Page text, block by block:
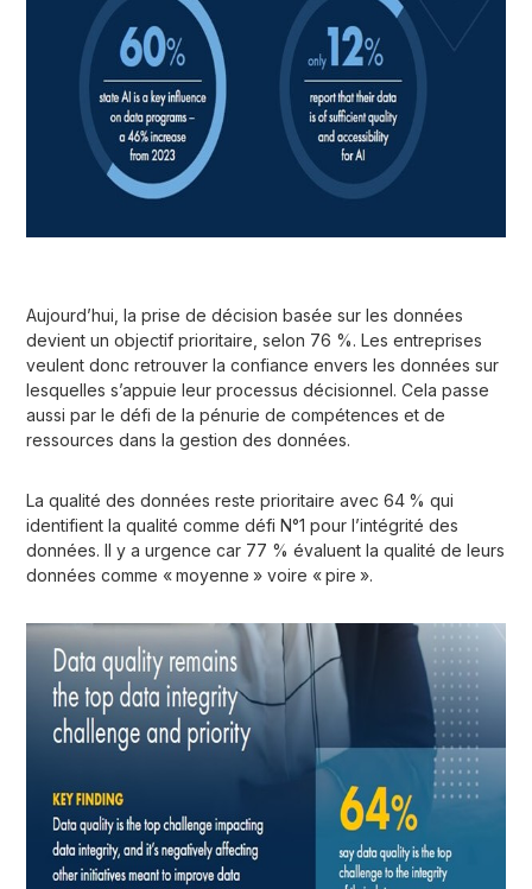
Aujourd’hui, la prise de décision basée sur les données
devient un objectif prioritaire, selon 76 %. Les entreprises
veulent donc retrouver la confiance envers les données sur
lesquelles s’appuie leur processus décisionnel. Cela passe
aussi par le défi de la pénurie de compétences et de
ressources dans la gestion des données.
La qualité des données reste prioritaire avec 64 % qui
identifient la qualité comme défi N°1 pour l’intégrité des
données. Il y a urgence car 77 % évaluent la qualité de leurs
données comme « moyenne » voire « pire ».